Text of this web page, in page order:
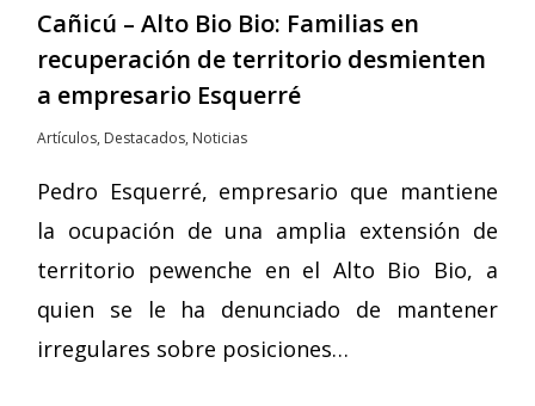
Cañicú – Alto Bio Bio: Familias en
recuperación de territorio desmienten
a empresario Esquerré
Artículos, Destacados, Noticias
Pedro Esquerré, empresario que mantiene
la ocupación de una amplia extensión de
territorio pewenche en el Alto Bio Bio, a
quien se le ha denunciado de mantener
irregulares sobre posiciones…